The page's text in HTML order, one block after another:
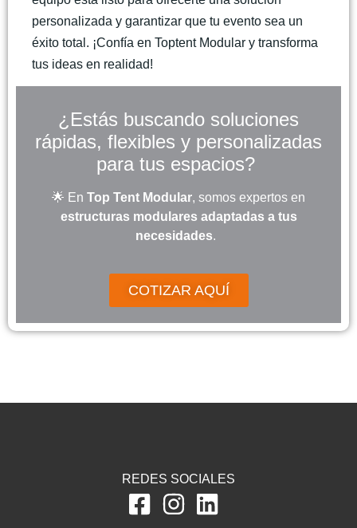
personalizada y garantizar que tu evento sea un
éxito total. ¡Confía en Toptent Modular y transforma
tus ideas en realidad!
¿Estás buscando soluciones
rápidas, flexibles y personalizadas
para tus espacios?
🌟 En Top Tent Modular, somos expertos en
estructuras modulares adaptadas a tus
necesidades.
COTIZAR AQUÍ
REDES SOCIALES